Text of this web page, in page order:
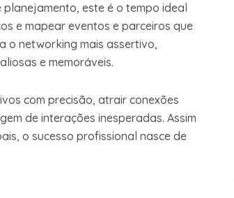
este é o tempo ideal
e mapear eventos e parceiros que
o networking mais assertivo,
e memoráveis.
com precisão, atrair conexões
de interações inesperadas. Assim
o sucesso profissional nasce de